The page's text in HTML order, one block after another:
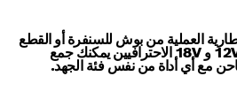
العملية من بوش للسنفرة أو القطع
أو التخشين. بفضل نظام 12V و 18V الاحترافيين يمكنك جمع
مع أي أداة من نفس فئة الجهد.